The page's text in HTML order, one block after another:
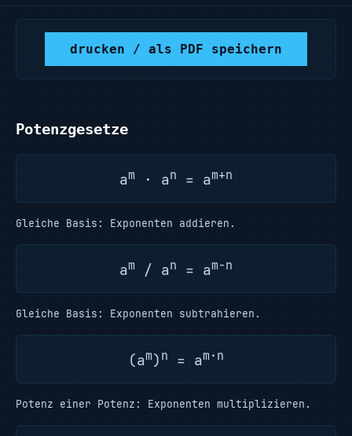
drucken / als PDF speichern
Potenzgesetze
am · an = am+n
Gleiche Basis: Exponenten addieren.
am / an = am−n
Gleiche Basis: Exponenten subtrahieren.
(am) n = am·n
Potenz einer Potenz: Exponenten multiplizieren.